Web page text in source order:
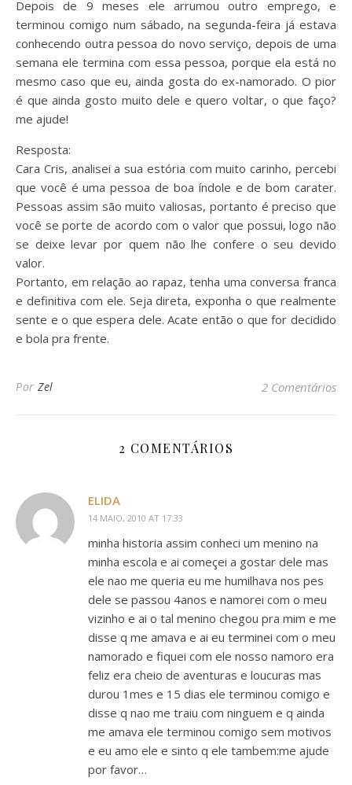
Depois de 9 meses ele arrumou outro emprego, e
terminou comigo num sábado, na segunda-feira já estava
conhecendo outra pessoa do novo serviço, depois de uma
semana ele termina com essa pessoa, porque ela está no
mesmo caso que eu, ainda gosta do ex-namorado. O pior
é que ainda gosto muito dele e quero voltar, o que faço?
me ajude!
Resposta:
Cara Cris, analisei a sua estória com muito carinho, percebi
que você é uma pessoa de boa índole e de bom carater.
Pessoas assim são muito valiosas, portanto é preciso que
você se porte de acordo com o valor que possui, logo não
se deixe levar por quem não lhe confere o seu devido
valor.
Portanto, em relação ao rapaz, tenha uma conversa franca
e definitiva com ele. Seja direta, exponha o que realmente
sente e o que espera dele. Acate então o que for decidido
e bola pra frente.
Por Zel 2 Comentários
2 COMENTÁRIOS
ELIDA
14 MAIO, 2010 AT 17:33
minha historia assim conheci um menino na
minha escola e ai começei a gostar dele mas
ele nao me queria eu me humilhava nos pes
dele se passou 4anos e namorei com o meu
vizinho e ai o tal menino chegou pra mim e me
disse q me amava e ai eu terminei com o meu
namorado e fiquei com ele nosso namoro era
feliz era cheio de aventuras e loucuras mas
durou 1mes e 15 dias ele terminou comigo e
disse q nao me traiu com ninguem e q ainda
me amava ele terminou comigo sem motivos
e eu amo ele e sinto q ele tambem:me ajude
por favor…